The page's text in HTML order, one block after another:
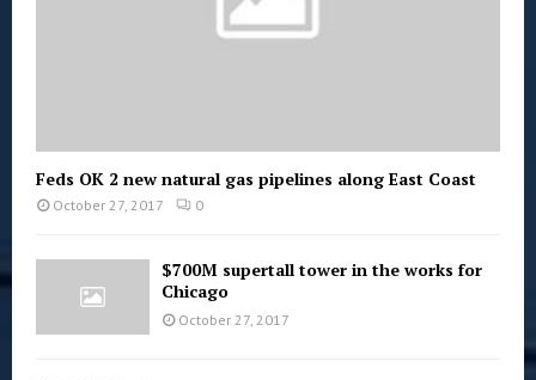
Feds OK 2 new natural gas pipelines along East Coast
October 27, 2017 0
$700M supertall tower in the works for
Chicago
October 27, 2017